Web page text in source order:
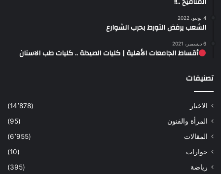
4 يونيو، 2022
الشعب يرفض التورط بحرب الشوارع
6 ديسمبر، 2021
أقساط الجامعات الأهلية | كليات الصيدلة .. كليات طب الاسنان
تصنيفات
الاخبار
(14٬878)
المرأة والفنون
(95)
المقالات
(6٬955)
حوارات
(10)
رياضة
(395)